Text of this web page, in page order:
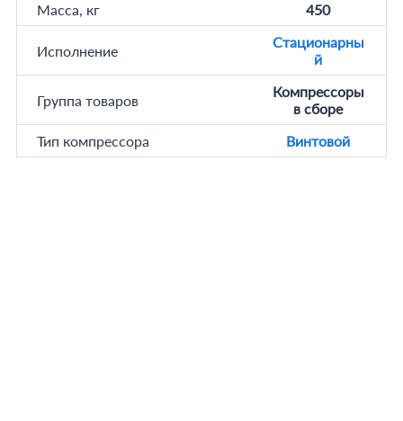
Масса, кг
450
Исполнение
Стационарны
й
Группа товаров
Компрессоры
в сборе
Тип компрессора
Винтовой